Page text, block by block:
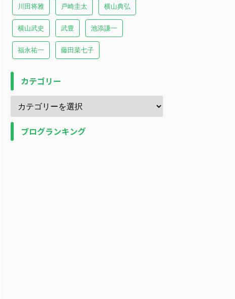
川田将雅 戸崎圭太 横山典弘
横山武史 武豊 池添謙一
福永祐一 藤田菜七子
カテゴリー
ブログランキング